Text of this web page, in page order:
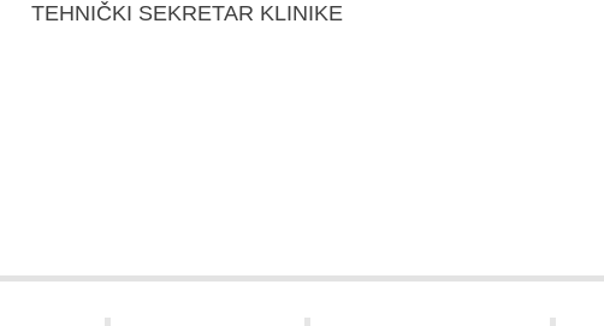
TEHNIČKI SEKRETAR KLINIKE